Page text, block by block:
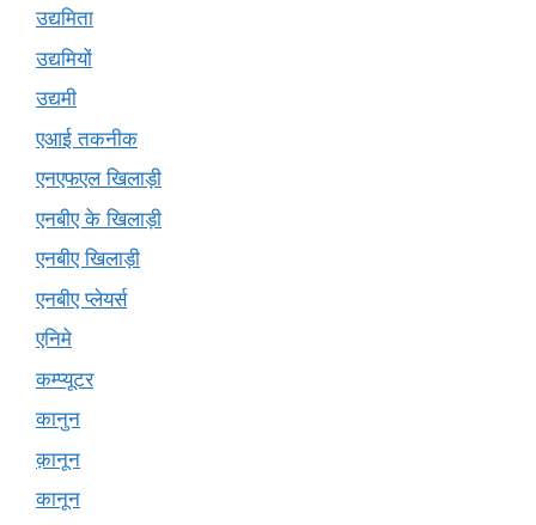
उद्यमिता
उद्यमियों
उद्यमी
एआई तकनीक
एनएफएल खिलाड़ी
एनबीए के खिलाड़ी
एनबीए खिलाड़ी
एनबीए प्लेयर्स
एनिमे
कम्प्यूटर
कानुन
क़ानून
कानून